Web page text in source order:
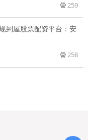
259
到屋股票配资平台：安
258